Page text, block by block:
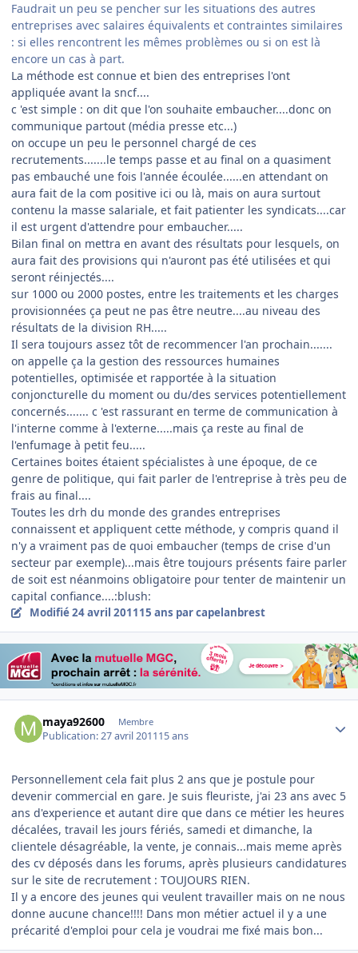
Faudrait un peu se pencher sur les situations des autres
entreprises avec salaires équivalents et contraintes similaires
: si elles rencontrent les mêmes problèmes ou si on est là
encore un cas à part.
La méthode est connue et bien des entreprises l'ont
appliquée avant la sncf....
c 'est simple : on dit que l'on souhaite embaucher....donc on
communique partout (média presse etc...)
on occupe un peu le personnel chargé de ces
recrutements.......le temps passe et au final on a quasiment
pas embauché une fois l'année écoulée......en attendant on
aura fait de la com positive ici ou là, mais on aura surtout
contenu la masse salariale, et fait patienter les syndicats....car
il est urgent d'attendre pour embaucher.....
Bilan final on mettra en avant des résultats pour lesquels, on
aura fait des provisions qui n'auront pas été utilisées et qui
seront réinjectés....
sur 1000 ou 2000 postes, entre les traitements et les charges
provisionnées ça peut ne pas être neutre....au niveau des
résultats de la division RH.....
Il sera toujours assez tôt de recommencer l'an prochain.......
on appelle ça la gestion des ressources humaines
potentielles, optimisée et rapportée à la situation
conjoncturelle du moment ou du/des services potentiellement
concernés....... c 'est rassurant en terme de communication à
l'interne comme à l'externe.....mais ça reste au final de
l'enfumage à petit feu.....
Certaines boites étaient spécialistes à une époque, de ce
genre de politique, qui fait parler de l'entreprise à très peu de
frais au final....
Toutes les drh du monde des grandes entreprises
connaissent et appliquent cette méthode, y compris quand il
n'y a vraiment pas de quoi embaucher (temps de crise d'un
secteur par exemple)...mais être toujours présents faire parler
de soit est néanmoins obligatoire pour tenter de maintenir un
capital confiance....:blush:
Modifié24 avril 201115 ans par capelanbrest
maya92600 Membre
Publication:27 avril 201115 ans
Personnellement cela fait plus 2 ans que je postule pour
devenir commercial en gare. Je suis fleuriste, j'ai 23 ans avec 5
ans d'experience et autant dire que dans ce métier les heures
décalées, travail les jours fériés, samedi et dimanche, la
clientele désagréable, la vente, je connais...mais meme après
des cv déposés dans les forums, après plusieurs candidatures
sur le site de recrutement : TOUJOURS RIEN.
Il y a encore des jeunes qui veulent travailler mais on ne nous
donne aucune chance!!!! Dans mon métier actuel il y a une
précarité d'emploi pour cela je voudrai me fixé mais bon...